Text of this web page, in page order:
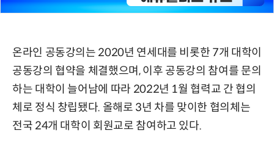
온라인 공동강의는 2020년 연세대를 비롯한 7개 대학이
공동강의 협약을 체결했으며, 이후 공동강의 참여를 문의
하는 대학이 늘어남에 따라 2022년 1월 협력교 간 협의
체로 정식 창립됐다. 올해로 3년 차를 맞이한 협의체는
전국 24개 대학이 회원교로 참여하고 있다.